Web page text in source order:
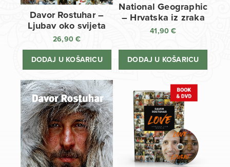
Davor Rostuhar –
Ljubav oko svijeta
26,90€
DODAJ U KOŠARICU
National Geographic
– Hrvatska iz zraka
41,90€
DODAJ U KOŠARICU